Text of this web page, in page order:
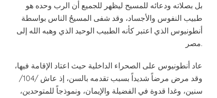
بل بصلاته ودعائه للمسيح ليظهر للجميع أن الرب وحده هو
طبيب النفوس والأجساد، وقد شفى المسيحُ الناس بواسطة
أنطونيوس الذي اعتبر كأنه الطبيب الوحيد الذي وهبه الله إلى
مصر.
عاد أنطونيوس على الصحراء الداخلية حيث اعتاد الإقامة فيها،
وقد مرض مرضاً شديداً بسبب تقدمه بالسن، إذ عاش /104/
سنين، وغدا قدوة في الفضيلة والإيمان، ونموذجاً للمتوحدين،